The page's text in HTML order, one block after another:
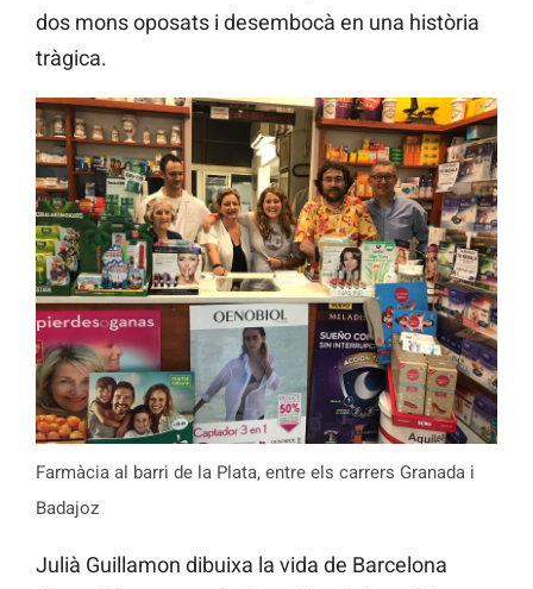
dos mons oposats i desembocà en una història
tràgica.
Farmàcia al barri de la Plata, entre els carrers Granada i
Badajoz
Julià Guillamon dibuixa la vida de Barcelona